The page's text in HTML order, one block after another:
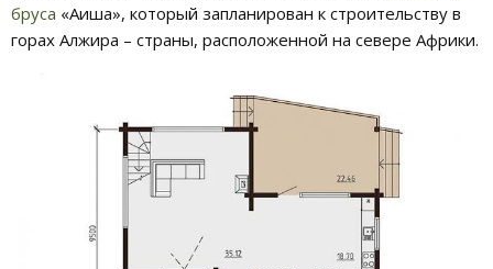
бруса «Аиша», который запланирован к строительству в
горах Алжира – страны, расположенной на севере Африки.